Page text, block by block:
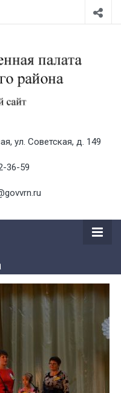
ул. Советская, д. 149
36-59